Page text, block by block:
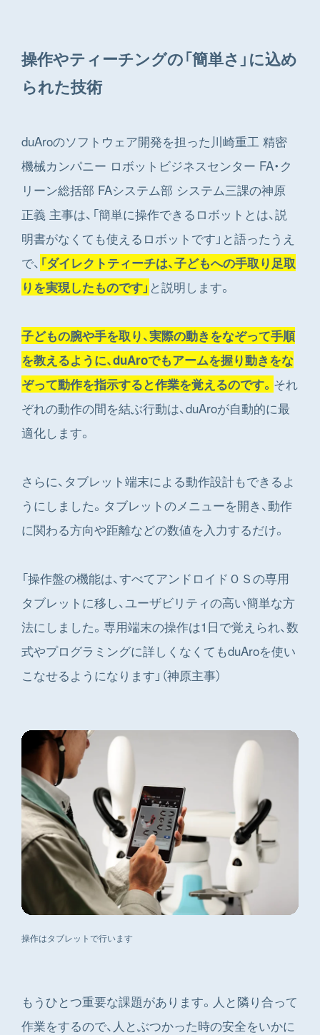
操作やティーチングの「簡単さ」に込め
られた技術
duAroのソフトウェア開発を担った川崎重工 精密
機械カンパニー ロボットビジネスセンター FA・ク
リーン総括部 FAシステム部 システム三課の神原
正義 主事は、「簡単に操作できるロボットとは、説
明書がなくても使えるロボットです」と語ったうえ
で、 「ダイレクトティーチは、子どもへの手取り足取
りを実現したものです」 と説明します。
子どもの腕や手を取り、実際の動きをなぞって手順
を教えるように、duAroでもアームを握り動きをな
ぞって動作を指示すると作業を覚えるのです。 それ
ぞれの動作の間を結ぶ行動は、duAroが自動的に最
適化します。
さらに、タブレット端末による動作設計もできるよ
うにしました。タブレットのメニューを開き、動作
に関わる方向や距離などの数値を入力するだけ。
「操作盤の機能は、すべてアンドロイドＯＳの専用
タブレットに移し、ユーザビリティの高い簡単な方
法にしました。専用端末の操作は1日で覚えられ、数
式やプログラミングに詳しくなくてもduAroを使い
こなせるようになります」（神原主事）
操作はタブレットで行います
もうひとつ重要な課題があります。人と隣り合って
作業をするので、人とぶつかった時の安全をいかに